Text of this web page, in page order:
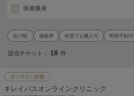
医療痩身
価格帯 何度でも購入可 即時予約可
該当チケット： 18 件
オンライン診療
キレイパスオンラインクリニック